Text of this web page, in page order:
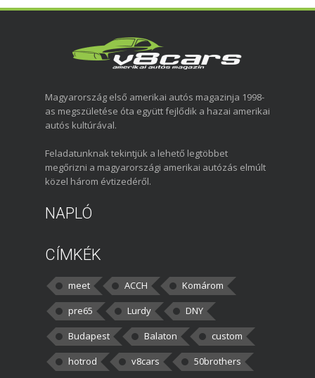
Magyarország első amerikai autós magazinja 1998-
as megszületése óta együtt fejlődik a hazai amerikai
autós kultúrával.
Feladatunknak tekintjük a lehető legtöbbet
megőrizni a magyarországi amerikai autózás elmúlt
közel három évtizedéről.
NAPLÓ
CÍMKÉK
meet ACCH
Komárom
pre65
Lurdy
DNY
Budapest
Balaton
custom
hotrod
v8cars 50brothers